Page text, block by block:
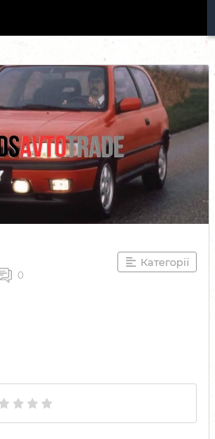
Категорії
0